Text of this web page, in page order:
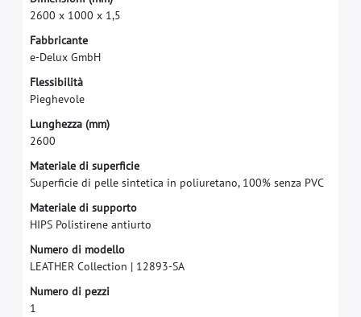
2600 x 1000 x 1,5
Fabbricante
e-Delux GmbH
Flessibilità
Pieghevole
Lunghezza (mm)
2600
Materiale di superfcie
Superfcie di pelle sintetica in poliuretano, 100% senza PVC
Materiale di supporto
HIPS Polistirene antiurto
Numero di modello
LEATHER Collection | 12893-SA
Numero di pezzi
1